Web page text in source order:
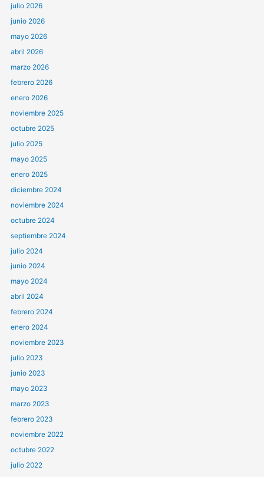
julio 2026
junio 2026
mayo 2026
abril 2026
marzo 2026
febrero 2026
enero 2026
noviembre 2025
octubre 2025
julio 2025
mayo 2025
enero 2025
diciembre 2024
noviembre 2024
octubre 2024
septiembre 2024
julio 2024
junio 2024
mayo 2024
abril 2024
febrero 2024
enero 2024
noviembre 2023
julio 2023
junio 2023
mayo 2023
marzo 2023
febrero 2023
noviembre 2022
octubre 2022
julio 2022